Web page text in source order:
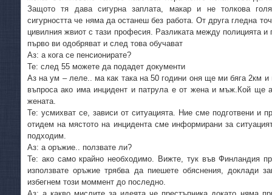
Защото тя дава сигурна заплата, макар и не толкова
сигурността че няма да останеш без работа. От друга гледна
цивилния жвиот с тази професия. Разликата между полицията и
първо ви одобряват и след това обучават
Аз: а кога се пенсионирате?
Те: след 55 можете да подадет документи
Аз на ум – леле.. ма как така на 50 години оня ще ми бяга 2км
въпроса ако има инцидент и патрула е от жена и мъж.Кой ще
жената.
Те: усмихват се, зависи от ситуацията. Ние сме подготвени и
отидем на мястото на инцидента сме информирани за
подходим.
Аз: а оръжие.. ползвате ли?
Те: ако само крайно необходимо. Вижте, тук във Финландия
използвате оръжие трябва да пиешете обяснения, доклади
избегнем този моммент до последно.